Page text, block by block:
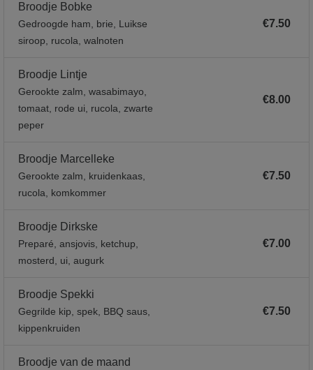
Broodje Bobke
Gedroogde ham, brie, Luikse
siroop, rucola, walnoten
€7.50
Broodje Lintje
Gerookte zalm, wasabimayo,
tomaat, rode ui, rucola, zwarte
peper
€8.00
Broodje Marcelleke
Gerookte zalm, kruidenkaas,
rucola, komkommer
€7.50
Broodje Dirkske
Preparé, ansjovis, ketchup,
mosterd, ui, augurk
€7.00
Broodje Spekki
Gegrilde kip, spek, BBQ saus,
kippenkruiden
€7.50
Broodje van de maand